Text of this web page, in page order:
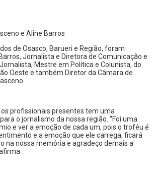
e Aline Barros
de Osasco, Barueri e Região, foram
Jornalista e Diretora de Comunicação e
Mestre em Política e Colunista, do
Oeste e também Diretor da Câmara de
profissionais presentes tem uma
o jornalismo da nossa região. “Foi uma
e ver a emoção de cada um, pois o troféu é
e a emoção que ele carrega, ficará
na nossa memória e agradeço demais a